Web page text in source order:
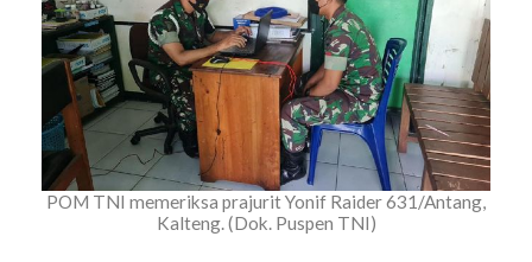
POM TNI memeriksa prajurit Yonif Raider 631/Antang,
Kalteng. (Dok. Puspen TNI)